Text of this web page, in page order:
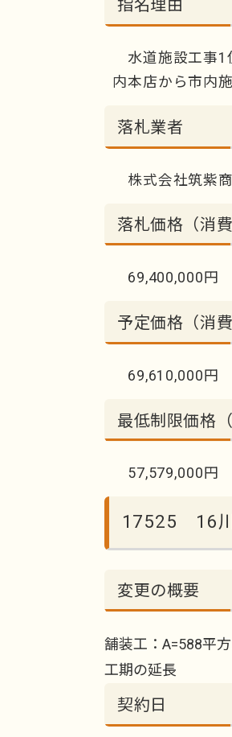
指名理由
水道施設工事1
内本店から市内
落札業者
株式会社筑紫
落札価格（消費
69,400,000円
予定価格（消
69,610,000円
最低制限価格
57,579,000円
17525 16川
変更の概要
舗装工：A=588平
工期の延長
契約日